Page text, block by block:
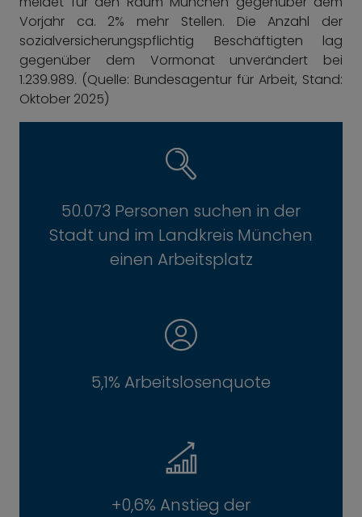
Vorjahr ca. 2% mehr Stellen. Die Anzahl der
sozialversicherungspflichtig Beschäftigten lag
gegenüber dem Vormonat unverändert bei
1.239.989. (Quelle: Bundesagentur für Arbeit, Stand:
Oktober 2025)
50.073 Personen suchen in der
Stadt und im Landkreis München
einen Arbeitsplatz
5,1% Arbeitslosenquote
+0,6% Anstieg der